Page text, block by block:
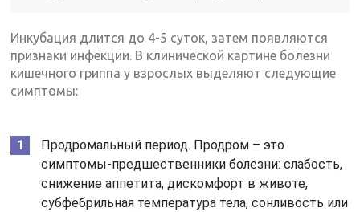
Инкубация длится до 4-5 суток, затем появляются
признаки инфекции. В клинической картине болезни
кишечного гриппа у взрослых выделяют следующие
симптомы:
Продромальный период. Продром – это
симптомы-предшественники болезни: слабость,
снижение аппетита, дискомфорт в животе,
субфебрильная температура тела, сонливость или